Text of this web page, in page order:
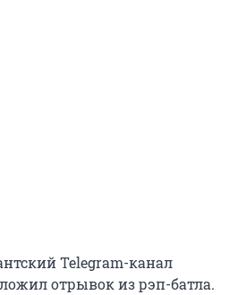
Telegram-канал
отрывок из рэп-батла.